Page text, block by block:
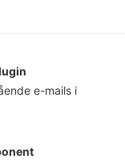
e-mails i